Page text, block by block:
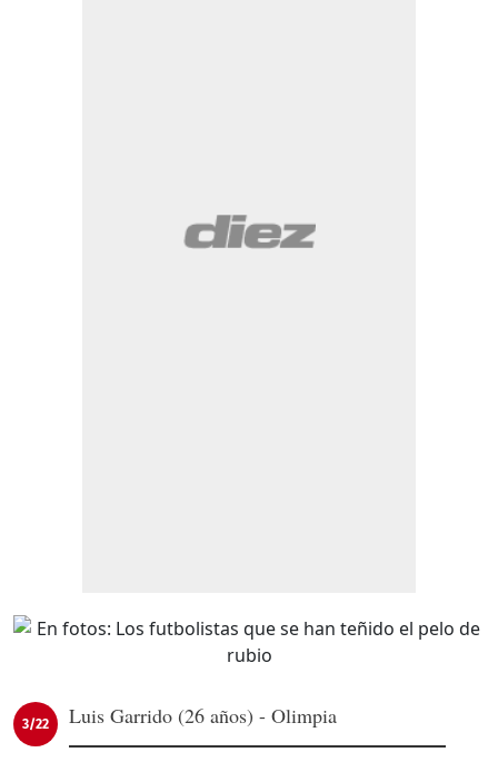
3/22 Luis Garrido (26 años) - Olimpia